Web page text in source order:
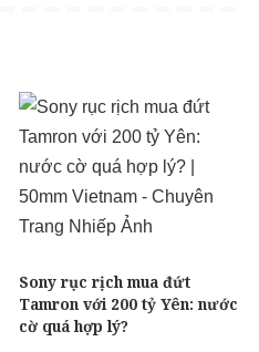
Sony rục rịch mua đứt
Tamron với 200 tỷ Yên: nước
cờ quá hợp lý?